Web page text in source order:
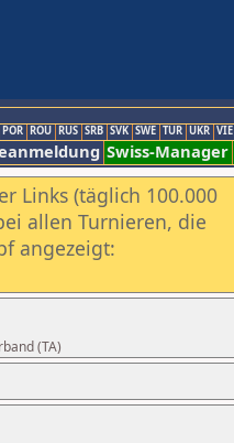
POR ROU RUS SRB SVK SWE TUR UKR VIE
Swiss-Manager
Links (täglich 100.000
allen Turnieren, die
angezeigt:
(TA)